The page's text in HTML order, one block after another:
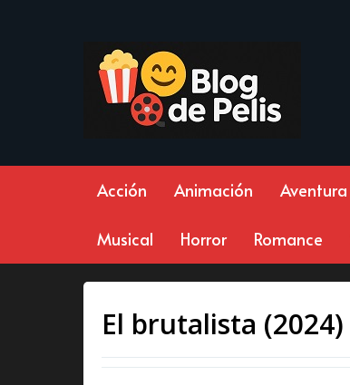
Acción Animación Aventura
Musical Horror Romance
El brutalista (2024)